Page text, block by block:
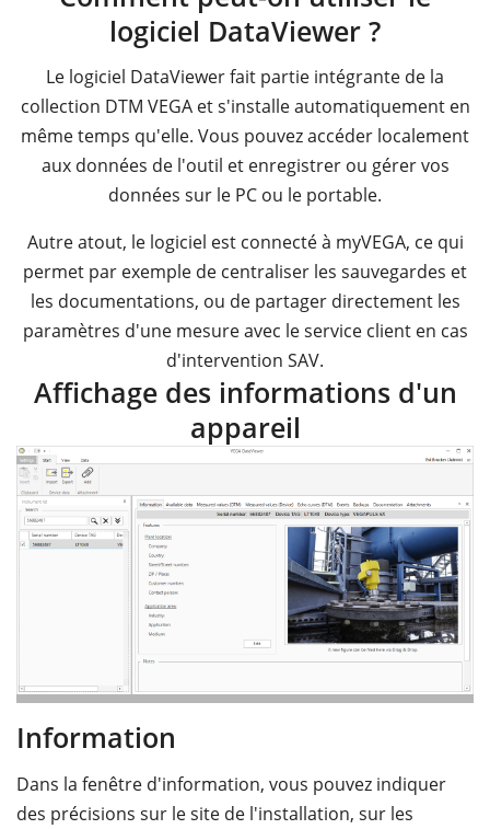
logiciel DataViewer ?
Le logiciel DataViewer fait partie intégrante de la
collection DTM VEGA et s'installe automatiquement en
même temps qu'elle. Vous pouvez accéder localement
aux données de l'outil et enregistrer ou gérer vos
données sur le PC ou le portable.
Autre atout, le logiciel est connecté à myVEGA, ce qui
permet par exemple de centraliser les sauvegardes et
les documentations, ou de partager directement les
paramètres d'une mesure avec le service client en cas
d'intervention SAV.
Affichage des informations d'un
appareil
Information
Dans la fenêtre d'information, vous pouvez indiquer
des précisions sur le site de l'installation, sur les